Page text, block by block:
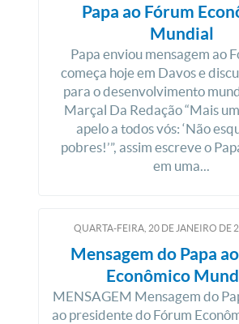
Papa ao Fórum
Mundial
Papa enviou mensagem ao
começa hoje em Davos e
para o desenvolvimento
Marçal Da Redação “Mais
apelo a todos vós: ‘Não
pobres!’”, assim escreve o
em uma...
QUARTA-FEIRA, 20DEJANEIRO DE
Mensagem do Papa
Econômico
MENSAGEM Mensagem do
ao presidente do Fórum